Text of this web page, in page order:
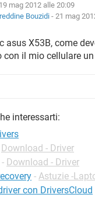
mag 2012 alle 20:09
Bouzidi - 21 mag
asus X53B, come
il mio cellulare un
interessarti:
Download - Driver
- Download - Driver
- Astuzie -
con DriversCloud